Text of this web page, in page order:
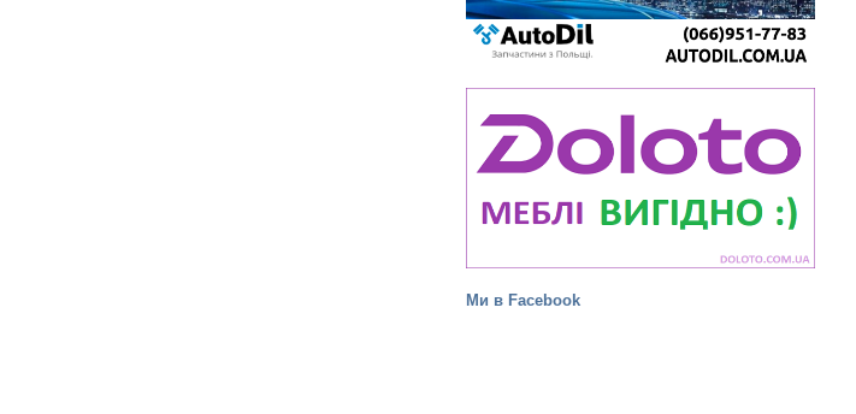
Ми в Facebook